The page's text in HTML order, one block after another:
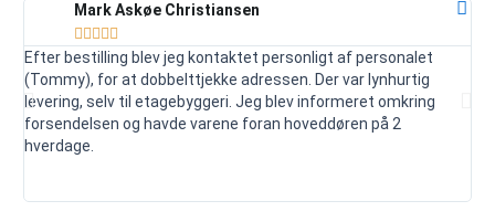
Mark Askøe Christiansen
    
Efter bestilling blev jeg kontaktet personligt af personalet
(Tommy), for at dobbelttjekke adressen. Der var lynhurtig
levering, selv til etagebyggeri. Jeg blev informeret omkring
forsendelsen og havde varene foran hoveddøren på 2
hverdage.